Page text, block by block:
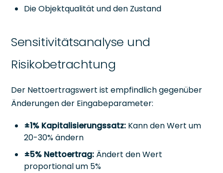
Die Objektqualität und den Zustand
Sensitivitätsanalyse und
Risikobetrachtung
Der Nettoertragswert ist empfindlich gegenüber
Änderungen der Eingabeparameter:
±1% Kapitalisierungssatz: Kann den Wert um
20-30% ändern
±5% Nettoertrag: Ändert den Wert
proportional um 5%